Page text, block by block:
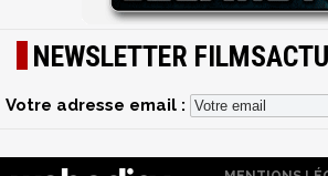
NEWSLETTER FILMSACTU
Votre adresse email :